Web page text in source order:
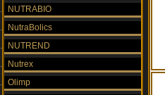
NUTRABIO
NutraBolics
NUTREND
Nutrex
Olimp